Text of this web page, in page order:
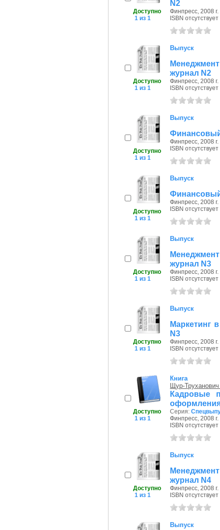
Доступно
1 из 1
N2
Финпресс, 2008 г.
ISBN отсутствует
Доступно
1 из 1
Выпуск
журнал N2
Финпресс, 2008 г.
ISBN отсутствует
Доступно
1 из 1
Выпуск
Финпресс, 2008 г.
ISBN отсутствует
Доступно
1 из 1
Выпуск
Финпресс, 2008 г.
ISBN отсутствует
Доступно
1 из 1
Выпуск
журнал N3
Финпресс, 2008 г.
ISBN отсутствует
Доступно
1 из 1
Выпуск
Маркетинг
N3
Финпресс, 2008 г.
ISBN отсутствует
Доступно
1 из 1
Книга
Щур-
Кадровые
Серия:
Финпресс, 2008 г.
ISBN отсутствует
Доступно
1 из 1
Выпуск
журнал N4
Финпресс, 2008 г.
ISBN отсутствует
Выпуск